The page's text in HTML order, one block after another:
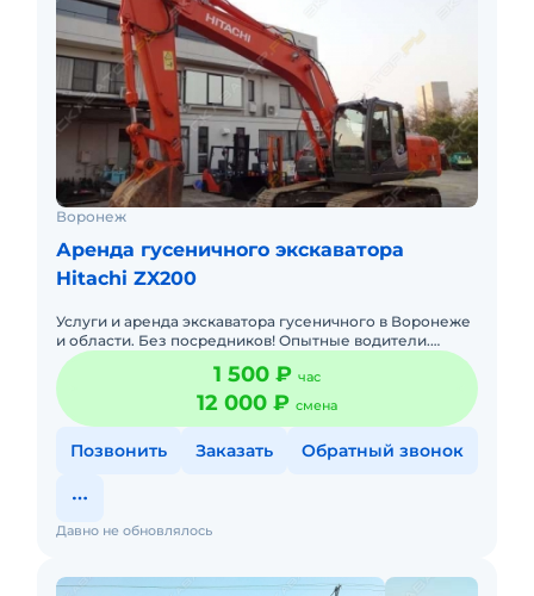
Воронеж
Аренда гусеничного экскаватора
Hitachi ZX200
Услуги и аренда экскаватора гусеничного в Воронеже
и области. Без посредников! Опытные водители.
Техника аттестована в Ростехнадзоре. Нал/безнал с
НДС. Собствен
1 500 ₽ час
12 000 ₽ смена
Позвонить Заказать Обратный звонок
Давно не обновлялось